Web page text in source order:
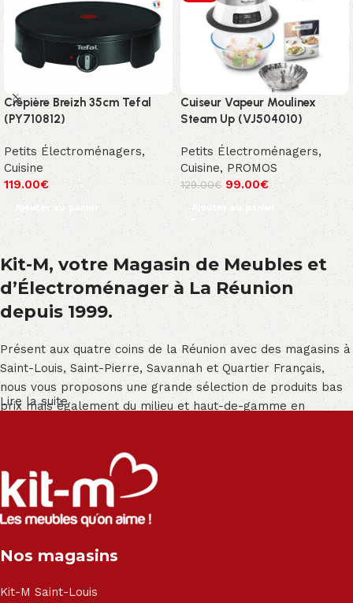
Crêpière Breizh 35cm Tefal
(PY710812)
Petits Électroménagers,
Cuisine
119.00€
Ajouter au panier
Cuiseur Vapeur Moulinex
Steam Up (VJ504010)
Petits Électroménagers,
Cuisine, PROMOS
129.00€ 99.00€
Ajouter au panier
Kit-M, votre Magasin de Meubles et
d’Électroménager à La Réunion
depuis 1999.
Présent aux quatre coins de la Réunion avec des magasins à
Saint-Louis, Saint-Pierre, Savannah et Quartier Français,
nous vous proposons une grande sélection de produits bas
prix mais également du milieu et haut-de-gamme en
Salon angle - Salon convertible - Salon relax - Canapé -
Canapé lit - Cuisine sur-mesure - Fauteuil - Armoire - Table
et chaise - Meuble de salle de bain - Literie - Lit - Bureau -
Électroménager - Télévision led - Réfrigérateur -
- Matelas - Hifi Hitachi, LG, Sharp, Philips, Bosh, Moulinex,
Haier, Sony, Cecotec, Westpoint, Dyson.
Lire la suite
Nos magasins
Kit-M Saint-Louis